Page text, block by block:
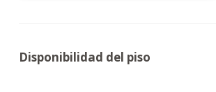
Disponibilidad del piso